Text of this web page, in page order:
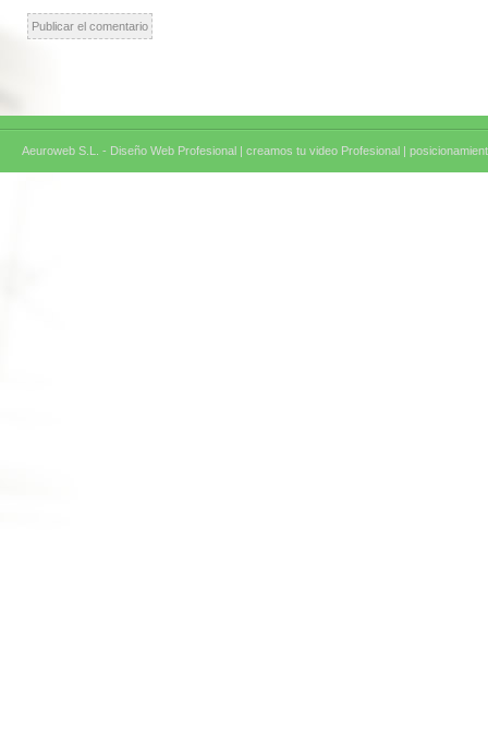
Aeuroweb S.L. - Diseño Web Profesional | creamos tu video Profesional |